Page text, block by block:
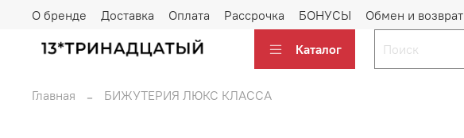
О бренде Доставка Оплата Рассрочка БОНУСЫ Обмен и возврат
Каталог
Главная БИЖУТЕРИЯ ЛЮКС КЛАССА